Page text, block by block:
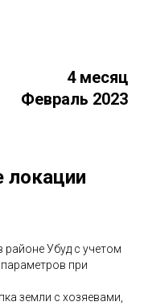
4 месяц
Февраль 2023
локации
Убуд с учетом
при
земли с хозяевами,